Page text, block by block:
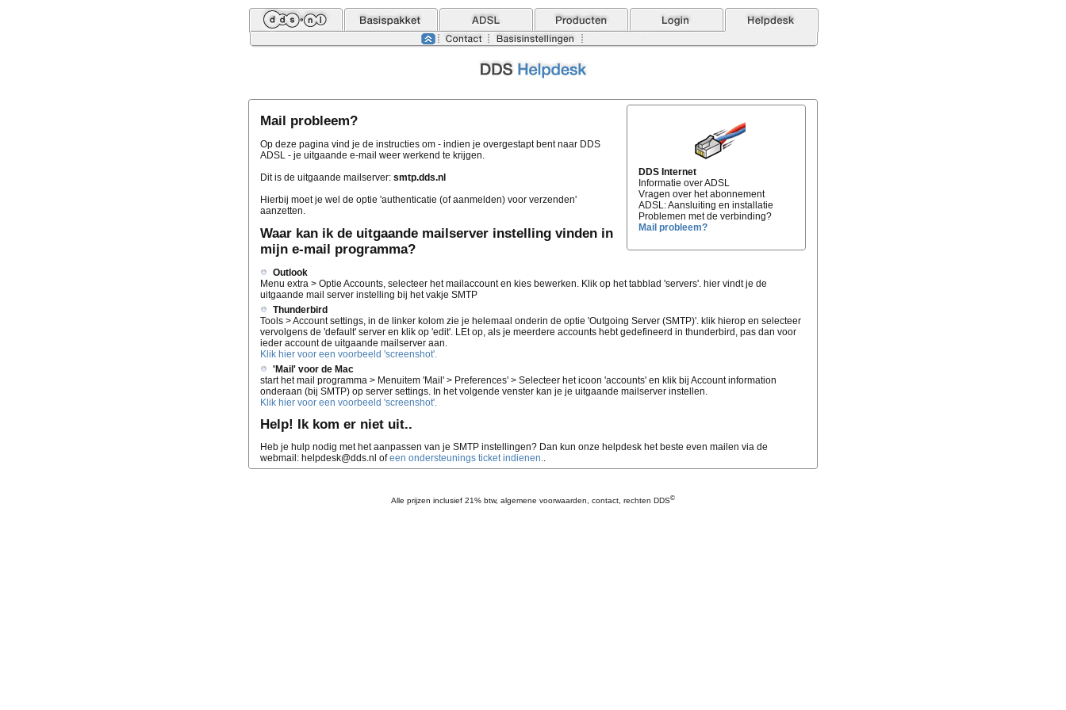
DDS Internet
Informatie over ADSL
Vragen over het abonnement
ADSL: Aansluiting en installatie
Problemen met de verbinding?
Mail probleem?
Mail probleem?
Op deze pagina vind je de instructies om - indien je overgestapt bent naar DDS
ADSL - je uitgaande e-mail weer werkend te krijgen.
Dit is de uitgaande mailserver: smtp.dds.nl
Hierbij moet je wel de optie 'authenticatie (of aanmelden) voor verzenden'
aanzetten.
Waar kan ik de uitgaande mailserver instelling vinden in
mijn e-mail programma?
Outlook
Menu extra > Optie Accounts, selecteer het mailaccount en kies bewerken. Klik op het tabblad 'servers'. hier vindt je de
uitgaande mail server instelling bij het vakje SMTP
Thunderbird
Tools > Account settings, in de linker kolom zie je helemaal onderin de optie 'Outgoing Server (SMTP)'. klik hierop en selecteer
vervolgens de 'default' server en klik op 'edit'. LEt op, als je meerdere accounts hebt gedefineerd in thunderbird, pas dan voor
ieder account de uitgaande mailserver aan.
Klik hier voor een voorbeeld 'screenshot'.
'Mail' voor de Mac
start het mail programma > Menuitem 'Mail' > Preferences' > Selecteer het icoon 'accounts' en klik bij Account information
onderaan (bij SMTP) op server settings. In het volgende venster kan je je uitgaande mailserver instellen.
Klik hier voor een voorbeeld 'screenshot'.
Help! Ik kom er niet uit..
Heb je hulp nodig met het aanpassen van je SMTP instellingen? Dan kun onze helpdesk het beste even mailen via de
webmail: helpdesk@dds.nl ofeen ondersteunings ticket indienen..
Alle prijzen inclusief 21% btw, algemene voorwaarden, contact, rechten DDS©